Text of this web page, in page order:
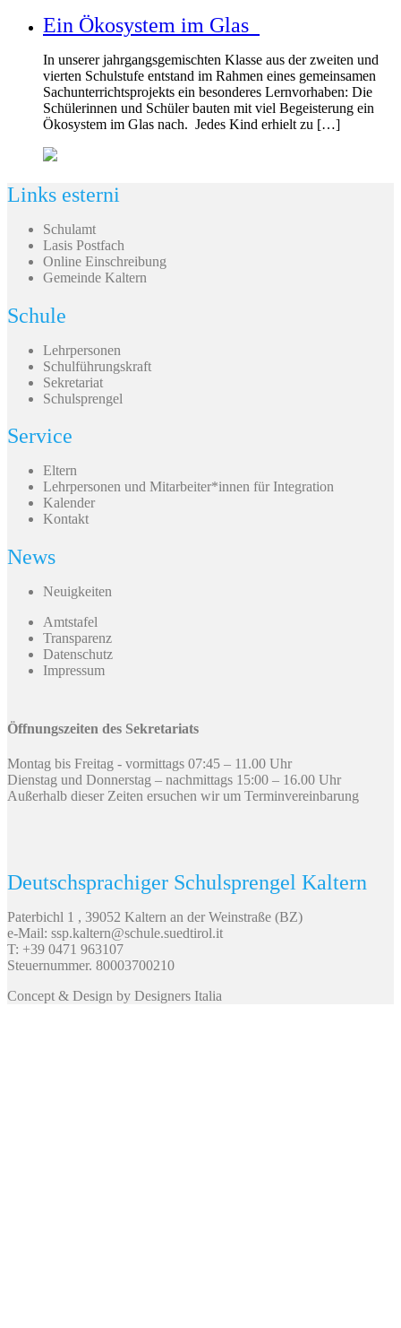
Ein Ökosystem im Glas
In unserer jahrgangsgemischten Klasse aus der zweiten und
vierten Schulstufe entstand im Rahmen eines gemeinsamen
Sachunterrichtsprojekts ein besonderes Lernvorhaben: Die
Schülerinnen und Schüler bauten mit viel Begeisterung ein
Ökosystem im Glas nach. Jedes Kind erhielt zu […]
Links esterni
Schulamt
Lasis Postfach
Online Einschreibung
Gemeinde Kaltern
Schule
Lehrpersonen
Schulführungskraft
Sekretariat
Schulsprengel
Service
Eltern
Lehrpersonen und Mitarbeiter*innen für Integration
Kalender
Kontakt
News
Neuigkeiten
Amtstafel
Transparenz
Datenschutz
Impressum
Öffnungszeiten des Sekretariats
Montag bis Freitag - vormittags 07:45 – 11.00 Uhr
Dienstag und Donnerstag – nachmittags 15:00 – 16.00 Uhr
Außerhalb dieser Zeiten ersuchen wir um Terminvereinbarung
Deutschsprachiger Schulsprengel Kaltern
Paterbichl 1 , 39052 Kaltern an der Weinstraße (BZ)
e-Mail: ssp.kaltern@schule.suedtirol.it
T: +39 0471 963107
Steuernummer. 80003700210
Concept & Design by Designers Italia